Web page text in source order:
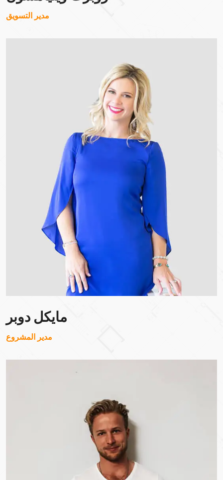
مدير التسويق
مايكل دوبر
مدير المشروع